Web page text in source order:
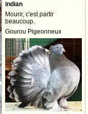
indian
Mourir, c'est partir
beaucoup.
Gourou Pigeonneux